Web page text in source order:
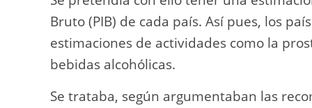
Bruto (PIB) de cada país. Así pues, los
estimaciones de actividades como la
bebidas alcohólicas.
Se trataba, según argumentaban las